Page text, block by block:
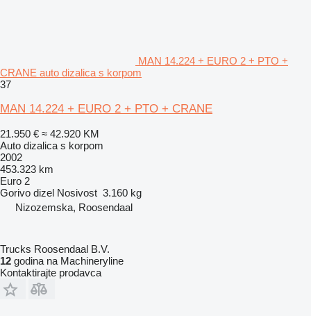
MAN 14.224 + EURO 2 + PTO +
CRANE auto dizalica s korpom
37
MAN 14.224 + EURO 2 + PTO + CRANE
21.950 € ≈ 42.920 KM
Auto dizalica s korpom
2002
453.323 km
Euro 2
Gorivo dizel Nosivost 3.160 kg
Nizozemska, Roosendaal
Trucks Roosendaal B.V.
12 godina na Machineryline
Kontaktirajte prodavca